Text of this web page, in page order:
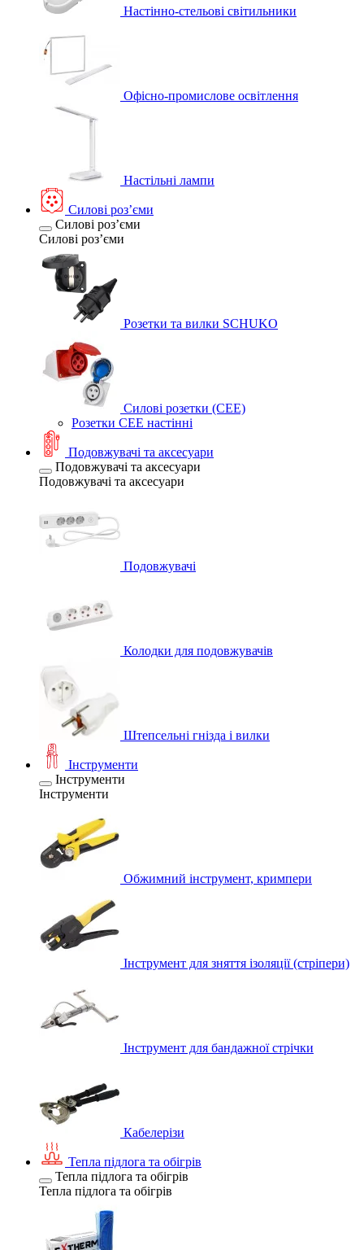
Настінно-стельові світильники
Офісно-промислове освітлення
Настільні лампи
Силові розʼєми
Силові розʼєми
Силові розʼєми
Розетки та вилки SCHUKO
Силові розетки (CEE)
Розетки CEE настінні
Подовжувачі та аксесуари
Подовжувачі та аксесуари
Подовжувачі та аксесуари
Подовжувачі
Колодки для подовжувачів
Штепсельні гнізда і вилки
Інструменти
Інструменти
Інструменти
Обжимний інструмент, кримпери
Інструмент для зняття ізоляції (стріпери)
Інструмент для бандажної стрічки
Кабелерізи
Тепла підлога та обігрів
Тепла підлога та обігрів
Тепла підлога та обігрів